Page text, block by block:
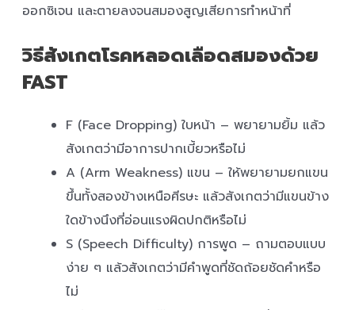
ออกซิเจน และตายลงจนสมองสูญเสียการทำหน้าที่
วิธีสังเกตโรคหลอดเลือดสมองด้วย
FAST
F (Face Dropping) ใบหน้า – พยายามยิ้ม แล้ว
สังเกตว่ามีอาการปากเบี้ยวหรือไม่
A (Arm Weakness) แขน – ให้พยายามยกแขน
ขึ้นทั้งสองข้างเหนือศีรษะ แล้วสังเกตว่ามีแขนข้าง
ใดข้างนึงที่อ่อนแรงผิดปกติหรือไม่
S (Speech Difficulty) การพูด – ถามตอบแบบ
ง่าย ๆ แล้วสังเกตว่ามีคำพูดที่ชัดถ้อยชัดคำหรือ
ไม่